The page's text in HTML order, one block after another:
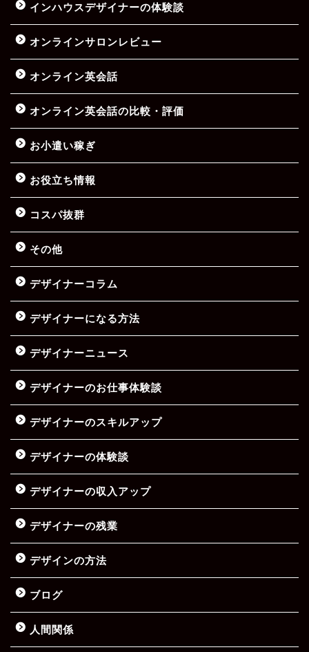
インハウスデザイナーの体験談
オンラインサロンレビュー
オンライン英会話
オンライン英会話の比較・評価
お小遣い稼ぎ
お役立ち情報
コスパ抜群
その他
デザイナーコラム
デザイナーになる方法
デザイナーニュース
デザイナーのお仕事体験談
デザイナーのスキルアップ
デザイナーの体験談
デザイナーの収入アップ
デザイナーの残業
デザインの方法
ブログ
人間関係